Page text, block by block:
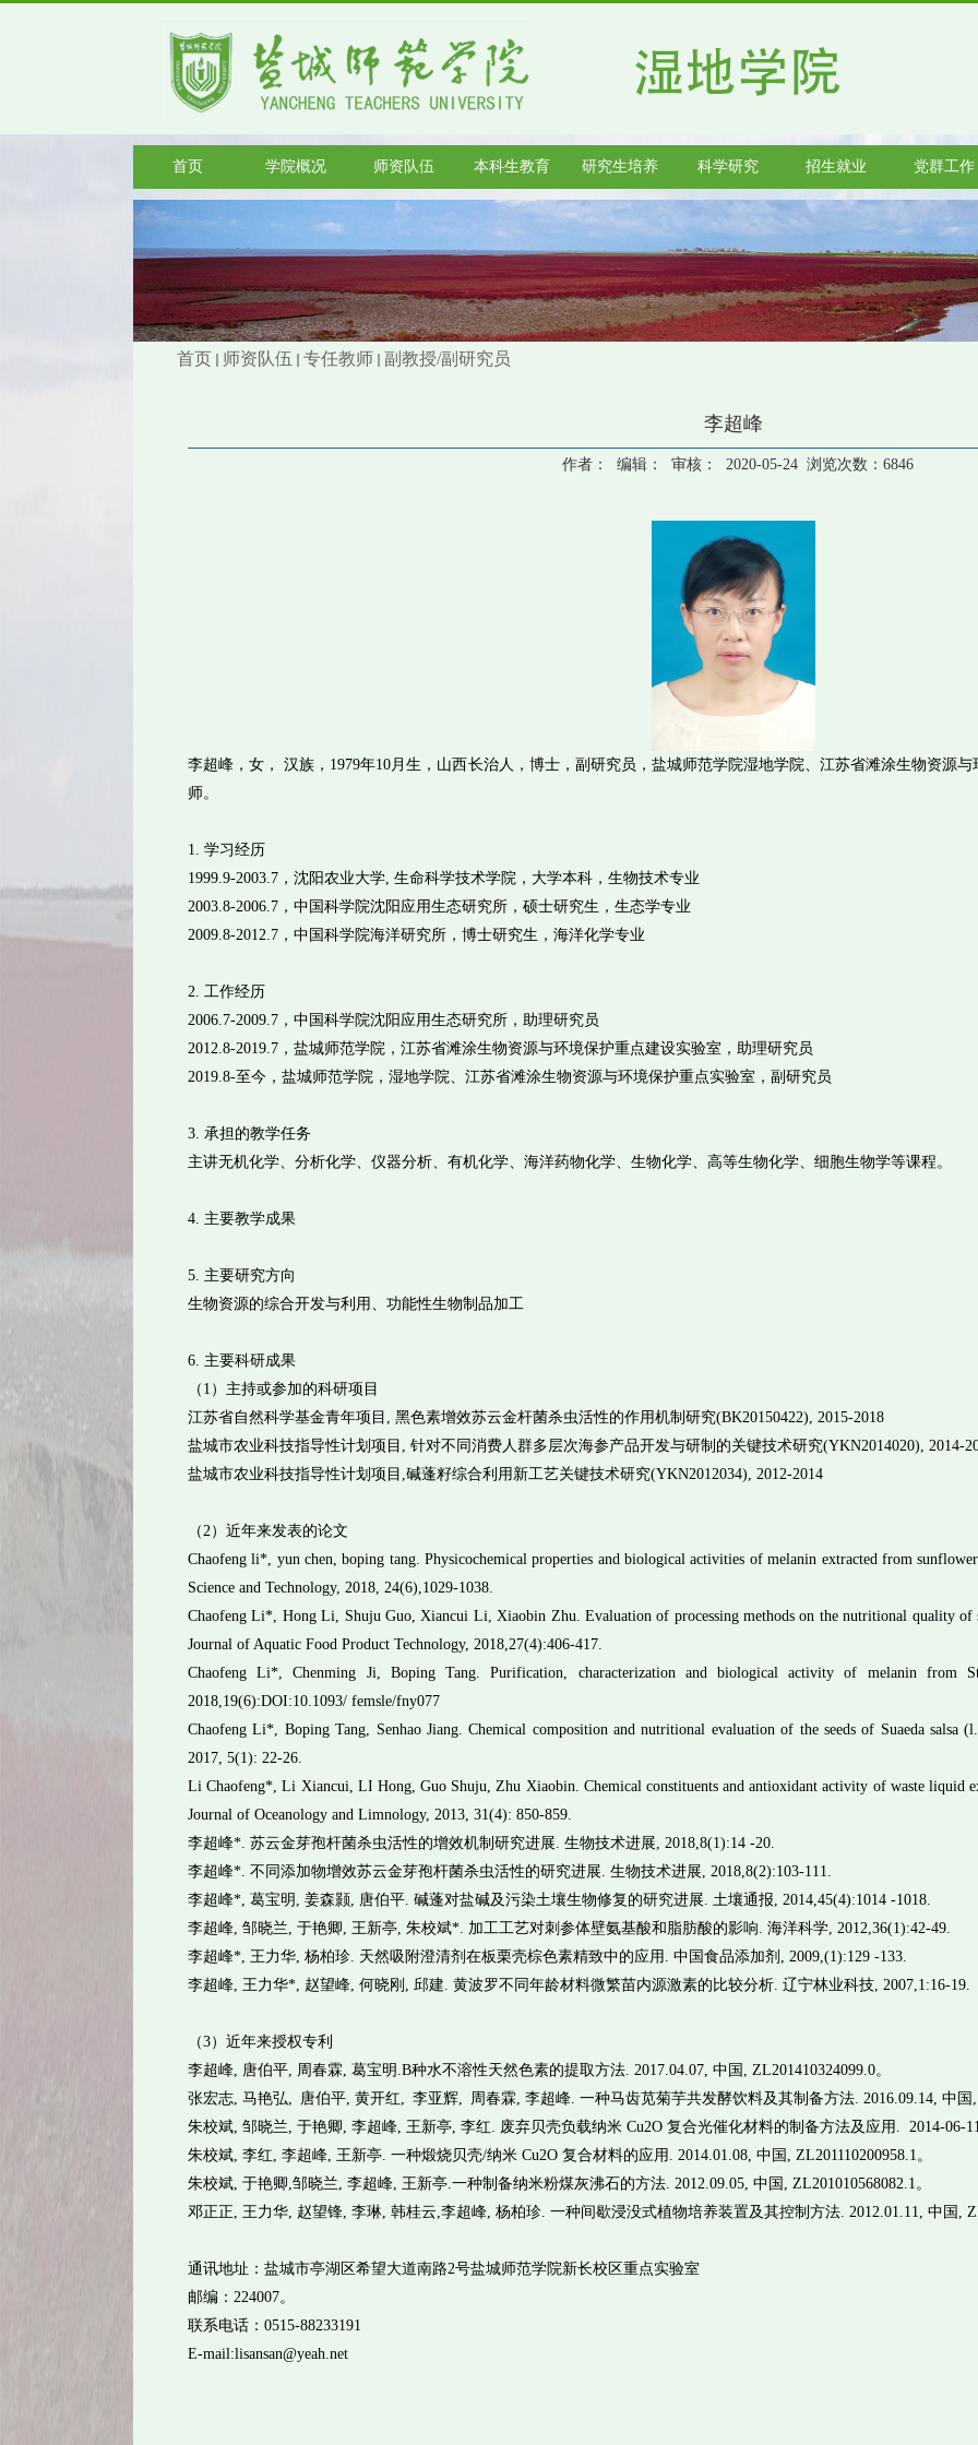
首页 学院概况 师资队伍 本科生教育 研究生培养 科学研究 招生就业 党群工作
首页 师资队伍 专任教师 副教授/副研究员
李超峰
作者： 编辑： 审核： 2020-05-24 浏览次数： 6846
李超峰，女， 汉族，1979年10月生，山西长治人，博士，副研究员，盐城师范学院湿地学院、江苏省滩涂生物资源
师。
1. 学习经历
1999.9-2003.7，沈阳农业大学, 生命科学技术学院，大学本科，生物技术专业
2003.8-2006.7，中国科学院沈阳应用生态研究所，硕士研究生，生态学专业
2009.8-2012.7，中国科学院海洋研究所，博士研究生，海洋化学专业
2. 工作经历
2006.7-2009.7，中国科学院沈阳应用生态研究所，助理研究员
2012.8-2019.7，盐城师范学院，江苏省滩涂生物资源与环境保护重点建设实验室，助理研究员
2019.8-至今，盐城师范学院，湿地学院、江苏省滩涂生物资源与环境保护重点实验室，副研究员
3. 承担的教学任务
主讲无机化学、分析化学、仪器分析、有机化学、海洋药物化学、生物化学、高等生物化学、细胞生物学等课程。
4. 主要教学成果
5. 主要研究方向
生物资源的综合开发与利用、功能性生物制品加工
6. 主要科研成果
（1）主持或参加的科研项目
江苏省自然科学基金青年项目, 黑色素增效苏云金杆菌杀虫活性的作用机制研究(BK20150422), 2015-2018
盐城市农业科技指导性计划项目, 针对不同消费人群多层次海参产品开发与研制的关键技术研究(YKN2014020), 2014-
盐城市农业科技指导性计划项目,碱蓬籽综合利用新工艺关键技术研究(YKN2012034), 2012-2014
（2）近年来发表的论文
Chaofeng li*, yun chen, boping tang. Physicochemical properties and biological activities of melanin extracted from
Science and Technology, 2018, 24(6),1029-1038.
Chaofeng Li*, Hong Li, Shuju Guo, Xiancui Li, Xiaobin Zhu. Evaluation of processing methods on the nutritional quality of
Journal of Aquatic Food Product Technology, 2018,27(4):406-417.
Chaofeng Li*, Chenming Ji, Boping Tang. Purification, characterization and biological activity of melanin from
2018,19(6):DOI:10.1093/ femsle/fny077
Chaofeng Li*, Boping Tang, Senhao Jiang. Chemical composition and nutritional evaluation of the seeds of Suaeda salsa
2017, 5(1): 22-26.
Li Chaofeng*, Li Xiancui, LI Hong, Guo Shuju, Zhu Xiaobin. Chemical constituents and antioxidant activity of waste liquid
Journal of Oceanology and Limnology, 2013, 31(4): 850-859.
李超峰*. 苏云金芽孢杆菌杀虫活性的增效机制研究进展. 生物技术进展, 2018,8(1):14 -20.
李超峰*. 不同添加物增效苏云金芽孢杆菌杀虫活性的研究进展. 生物技术进展, 2018,8(2):103-111.
李超峰*, 葛宝明, 姜森颢, 唐伯平. 碱蓬对盐碱及污染土壤生物修复的研究进展. 土壤通报, 2014,45(4):1014 -1018.
李超峰, 邹晓兰, 于艳卿, 王新亭, 朱校斌*. 加工工艺对刺参体壁氨基酸和脂肪酸的影响. 海洋科学, 2012,36(1):42-49.
李超峰*, 王力华, 杨柏珍. 天然吸附澄清剂在板栗壳棕色素精致中的应用. 中国食品添加剂, 2009,(1):129 -133.
李超峰, 王力华*, 赵望峰, 何晓刚, 邱建. 黄波罗不同年龄材料微繁苗内源激素的比较分析. 辽宁林业科技, 2007,1:16-19.
（3）近年来授权专利
李超峰, 唐伯平, 周春霖, 葛宝明.B种水不溶性天然色素的提取方法. 2017.04.07, 中国, ZL201410324099.0。
张宏志, 马艳弘, 唐伯平, 黄开红, 李亚辉, 周春霖, 李超峰. 一种马齿苋菊芋共发酵饮料及其制备方法. 2016.09.14, 中国,
朱校斌, 邹晓兰, 于艳卿, 李超峰, 王新亭, 李红. 废弃贝壳负载纳米 Cu2O 复合光催化材料的制备方法及应用. 2014-06-
朱校斌, 李红, 李超峰, 王新亭. 一种煅烧贝壳/纳米 Cu2O 复合材料的应用. 2014.01.08, 中国, ZL201110200958.1。
朱校斌, 于艳卿,邹晓兰, 李超峰, 王新亭.一种制备纳米粉煤灰沸石的方法. 2012.09.05, 中国, ZL201010568082.1。
邓正正, 王力华, 赵望锋, 李琳, 韩桂云,李超峰, 杨柏珍. 一种间歇浸没式植物培养装置及其控制方法. 2012.01.11, 中国,
通讯地址：盐城市亭湖区希望大道南路2号盐城师范学院新长校区重点实验室
邮编：224007。
联系电话：0515-88233191
E-mail:lisansan@yeah.net